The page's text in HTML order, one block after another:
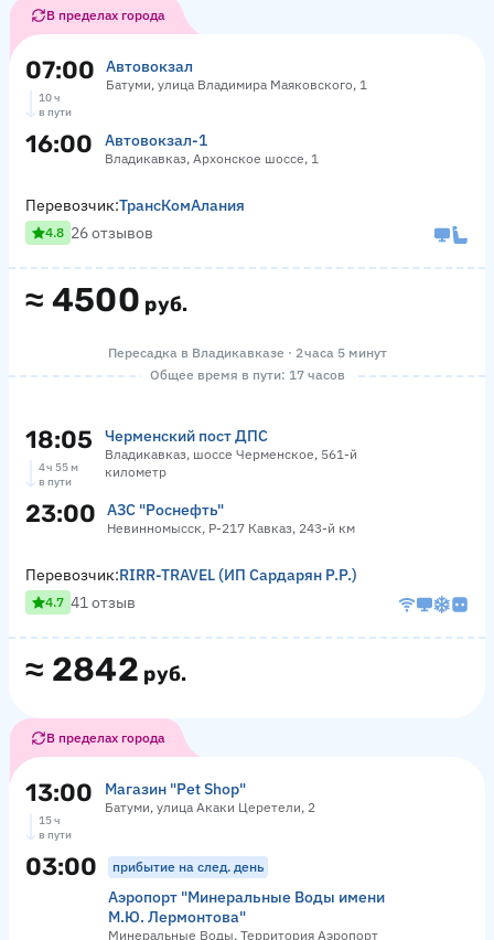
В пределах города
07:00 Автовокзал
Батуми, улица Владимира Маяковского, 1
10 ч
в пути
16:00 Автовокзал-1
Владикавказ, Архонское шоссе, 1
≈ 4500 руб.
Перевозчик:ТрансКомАлания
4.8 26 отзывов
Пересадка в Владикавказе · 2 часа 5 минут
Общее время в пути: 17 часов
18:05 Черменский пост ДПС
Владикавказ, шоссе Черменское, 561-й
километр
4 ч 55 м
в пути
23:00 АЗС "Роснефть"
Невинномысск, Р-217 Кавказ, 243-й км
≈ 2842 руб.
Перевозчик:RIRR-TRAVEL (ИП Сардарян Р.Р.)
4.7 41 отзыв
В пределах города
13:00 Магазин "Pet Shop"
Батуми, улица Акаки Церетели, 2
15 ч
в пути
03:00 прибытие на след. день
Аэропорт "Минеральные Воды имени
М.Ю. Лермонтова"
Минеральные Воды, Территория Аэропорт